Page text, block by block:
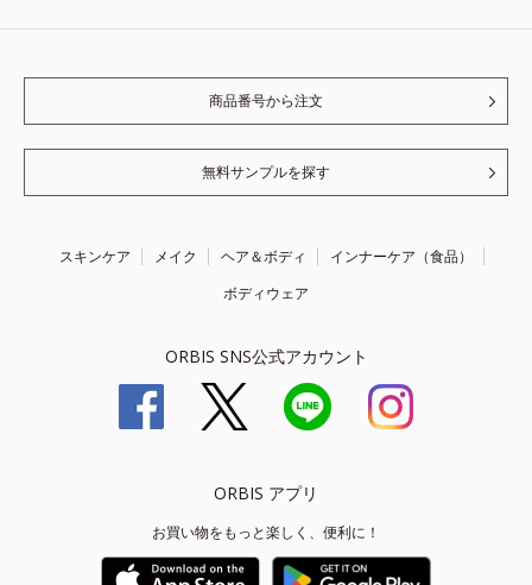
商品番号から注文
無料サンプルを探す
スキンケア メイク ヘア＆ボディ
インナーケア（食品）
ボディウェア
ORBIS SNS公式アカウント
ORBIS アプリ
お買い物をもっと楽しく、便利に！